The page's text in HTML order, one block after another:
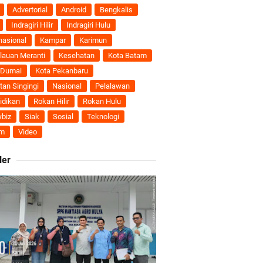
Meranti
Puyu
Advertorial Android
Bengkalis
Indragiri Hilir
Indragiri Hulu
Kampar
Karimun
Meranti
Kesehatan
Kota Batam
Kota Pekanbaru
Singingi
Nasional
Pelalawan
Rokan Hilir
Rokan Hulu
Siak Sosial
Teknologi
Video